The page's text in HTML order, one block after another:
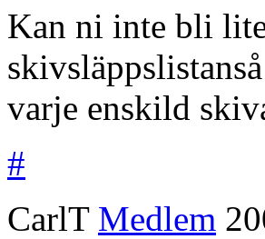
Kan ni inte bli
varje enskild
#
CarlT Medlem